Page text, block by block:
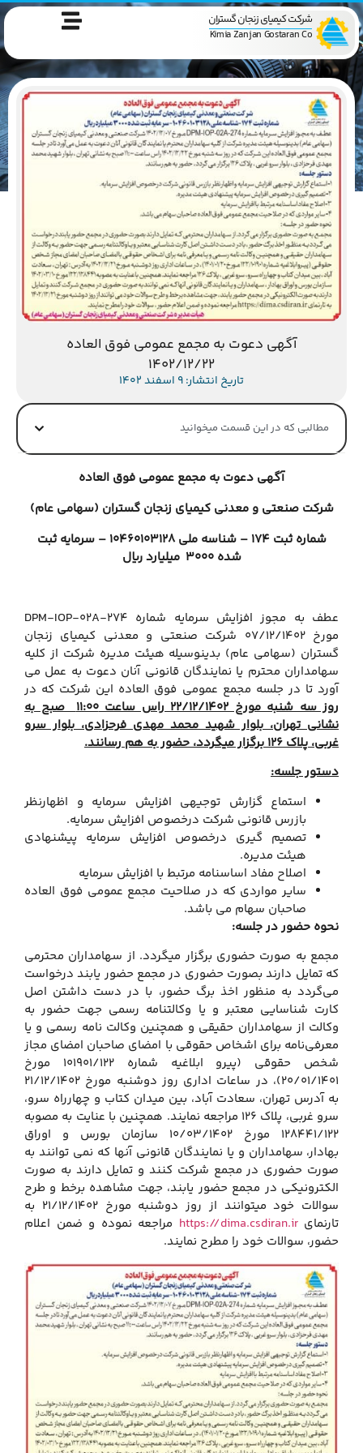
شرکت کیمیای زنجان گستران
Kimia Zanjan Gostaran Co
آگهی دعوت به مجمع عمومی فوق العاده
1402/12/22
تاریخ انتشار: 9 اسفند 1402
مطالبی که در این قسمت میخوانید
آگهی دعوت به مجمع عمومی فوق العاده
شرکت صنعتی و معدنی کیمیای زنجان گستران (سهامی عام)
شماره ثبت 174 – شناسه ملی 10460103128
– سرمایه ثبت
شده 3000 میلیارد ریال
عطف به مجوز افزایش سرمایه شماره DPM-IOP-02A-274
مورخ 07/12/1402 شرکت صنعتی و معدنی کیمیای زنجان
گستران (سهامی عام) بدینوسیله هیئت مدیره شرکت از کلیه
سهامداران محترم یا نمایندگان قانونی آنان دعوت به عمل می
آورد تا در جلسه مجمع عمومی فوق العاده این شرکت که در
روز سه شنبه مورخ 22/12/1402 راس ساعت 11:00 صبح به
نشانی تهران، بلوار شهید محمد مهدی فرحزادی، بلوار سرو
غربی، پلاک 126 برگزار می­گردد، حضور به هم رسانند.
دستور جلسه:
استماع گزارش توجيهي افزايش سرمايه و اظهارنظر
بازرس قانوني شرکت درخصوص افزايش سرمايه.
تصميم گيري درخصوص افزايش سرمايه پيشنهادي
هيئت مديره.
اصلاح مفاد اساسنامه مرتبط با افزايش سرمايه
سایر مواردی که در صلاحیت مجمع عمومی فوق العاده
صاحبان سهام می باشد.
نحوه حضور در جلسه:
مجمع به صورت حضوری برگزار می­گردد. از سهامداران محترمی
که تمایل دارند بصورت حضوری در مجمع حضور یابند درخواست
می‌گردد به منظور اخذ برگ حضور، با در دست داشتن اصل
کارت شناسایی معتبر و یا وکالتنامه رسمی جهت حضور به
وکالت از سهامداران حقیقی و همچنین وکالت نامه رسمی و یا
معرفی‌نامه برای اشخاص حقوقی با امضای صاحبان امضای مجاز
شخص حقوقی (پیرو ابلاغیه شماره 101901/122 مورخ
20/01/1401)، در ساعات اداری روز دوشنبه مورخ 21/12/1402
به آدرس تهران، سعادت آباد، بین میدان کتاب و چهارراه سرو،
سرو غربی، پلاک 126 مراجعه نمایند. همچنین با عنایت به مصوبه
128441/122 مورخ 10/03/1402 سازمان بورس و اوراق
بهادار، سهامداران و یا نمایندگان قانونی آنها که نمی توانند به
صورت حضوری در مجمع شرکت کنند و تمایل دارند به صورت
الکترونیکی در مجمع حضور یابند، جهت مشاهده برخط و طرح
سوالات خود میتوانند از روز دوشنبه مورخ 21/12/1402 به
تارنمایhttps://dima.csdiran.ir مراجعه نموده و ضمن اعلام
حضور، سوالات خود را مطرح نمایند.